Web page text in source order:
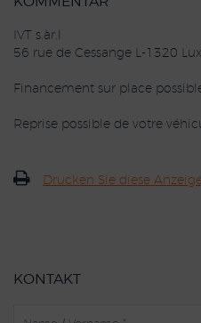
IVT s.àr.l
56 rue de Cessange L-1320
Financement sur place
Reprise possible de votre
Drucken Sie diese
KONTAKT